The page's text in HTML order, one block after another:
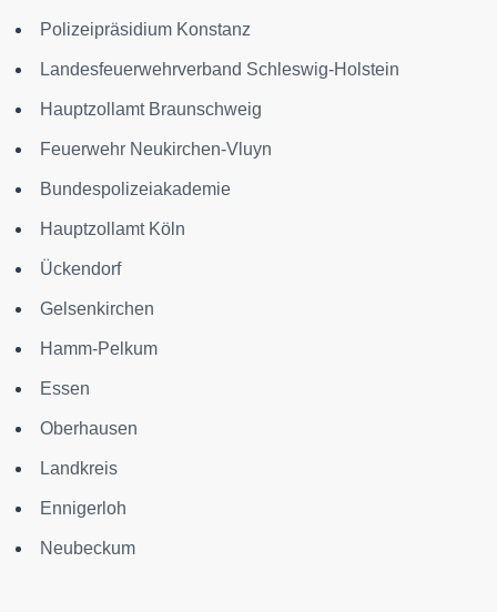
Polizeipräsidium Konstanz
Landesfeuerwehrverband Schleswig-Holstein
Hauptzollamt Braunschweig
Feuerwehr Neukirchen-Vluyn
Bundespolizeiakademie
Hauptzollamt Köln
Ückendorf
Gelsenkirchen
Hamm-Pelkum
Essen
Oberhausen
Landkreis
Ennigerloh
Neubeckum